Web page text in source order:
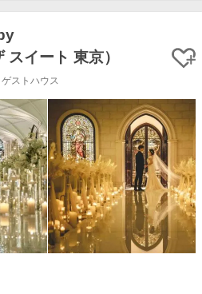
イート 東京）
ストハウス